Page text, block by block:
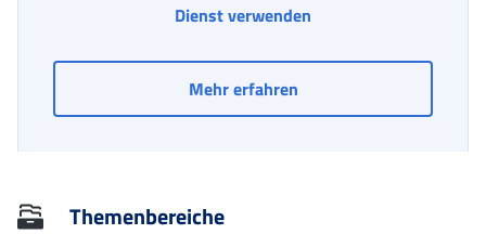
Dienst verwenden
Mehr erfahrenZulage für den
Themenbereiche